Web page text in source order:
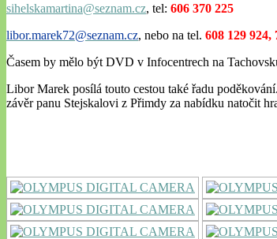
sihelskamartina@seznam.cz, tel: 606 370 225
libor.marek72@seznam.cz, nebo na tel. 608 129 924,
Časem by mělo být DVD v Infocentrech na
Libor Marek posílá touto cestou také řadu
závěr panu Stejskalovi z Přimdy za nabídku natočit